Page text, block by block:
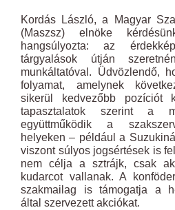
Kordás László, a Magyar
(Maszsz) elnöke
hangsúlyozta: az
tárgyalások útján
munkáltatóval. Üdvözlendő,
folyamat, amelynek
sikerül kedvezőbb pozíciót
tapasztalatok szerint a
együttműködik a
helyeken – például a
viszont súlyos jogsértések is
nem célja a sztrájk, csak
kudarcot vallanak. A
szakmailag is támogatja a
által szervezett akciókat.